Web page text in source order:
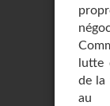
lutte
de la
au